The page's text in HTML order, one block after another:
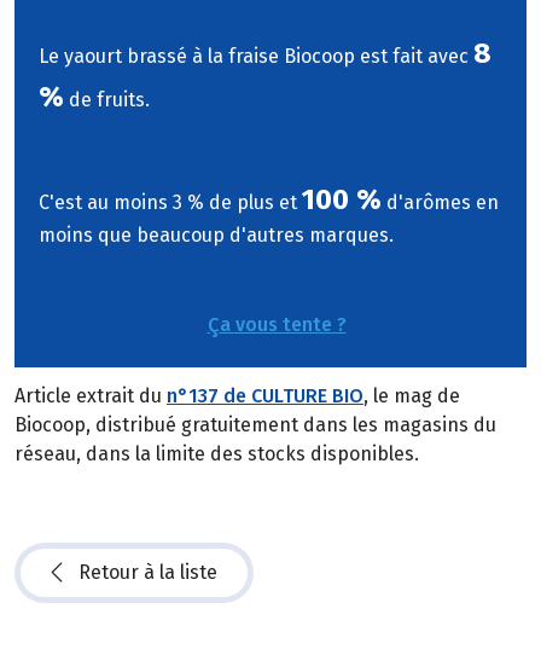
Le yaourt brassé à la fraise Biocoop est fait avec 8
% de fruits.
C'est au moins 3 % de plus et 100 % d'arômes en
moins que beaucoup d'autres marques.
Ça vous tente ?
Article extrait du n°137 de CULTURE BIO, le mag de
Biocoop, distribué gratuitement dans les magasins du
réseau, dans la limite des stocks disponibles.
Retour à la liste